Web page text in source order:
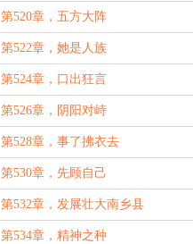
第520章，五方大阵
第522章，她是人族
第524章，口出狂言
第526章，阴阳对峙
第528章，事了拂衣去
第530章，先顾自己
第532章，发展壮大南乡县
第534章，精神之种